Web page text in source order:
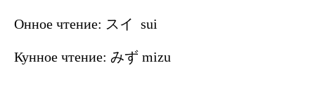
Онное чтение: スイ sui
Кунное чтение: みず mizu